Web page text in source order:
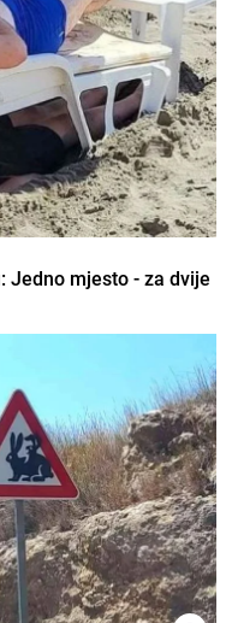
Jedno mjesto - za dvije